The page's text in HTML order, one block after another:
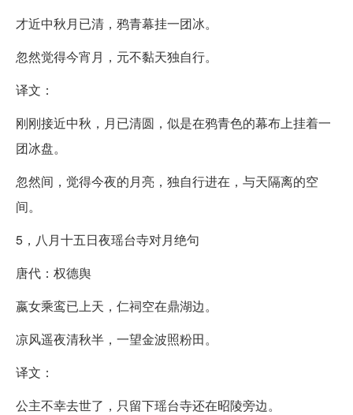
才近中秋月已清，鸦青幕挂一团冰。
忽然觉得今宵月，元不黏天独自行。
译文：
刚刚接近中秋，月已清圆，似是在鸦青色的幕布上挂着一
团冰盘。
忽然间，觉得今夜的月亮，独自行进在，与天隔离的空
间。
5，八月十五日夜瑶台寺对月绝句
唐代：权德舆
嬴女乘鸾已上天，仁祠空在鼎湖边。
凉风遥夜清秋半，一望金波照粉田。
译文：
公主不幸去世了，只留下瑶台寺还在昭陵旁边。